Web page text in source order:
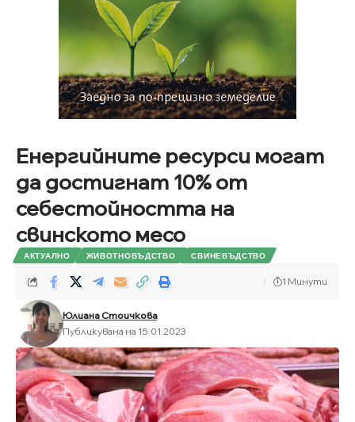
Енергийните ресурси могат
да достигнат 10% от
себестойността на
свинското месо
АКТУАЛНО ЖИВОТНОВЪДСТВО СВИНЕВЪДСТВО
Юлиана Стоичкова
Публикувана на 15.01.2023
1 Минути